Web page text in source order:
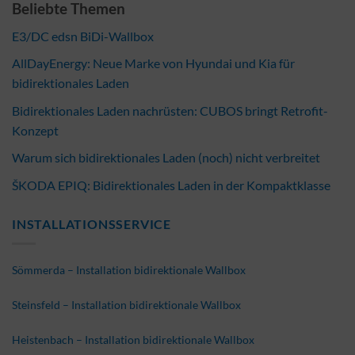
Beliebte Themen
E3/DC edsn BiDi-Wallbox
AllDayEnergy: Neue Marke von Hyundai und Kia für
bidirektionales Laden
Bidirektionales Laden nachrüsten: CUBOS bringt Retrofit-
Konzept
Warum sich bidirektionales Laden (noch) nicht verbreitet
ŠKODA EPIQ: Bidirektionales Laden in der Kompaktklasse
INSTALLATIONSSERVICE
Sömmerda – Installation bidirektionale Wallbox
Steinsfeld – Installation bidirektionale Wallbox
Heistenbach – Installation bidirektionale Wallbox